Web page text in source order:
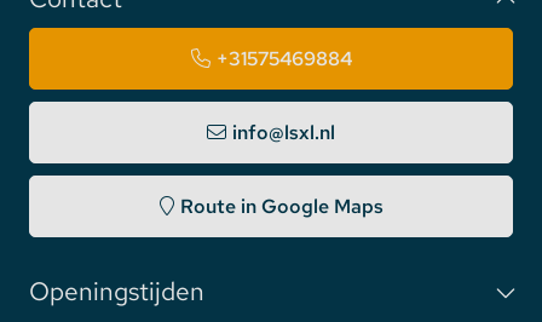
+31575469884
info@lsxl.nl
Route in Google Maps
Openingstijden